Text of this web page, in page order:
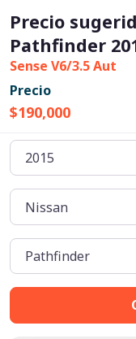
Precio
Pathfinder
Sense V6/3.5 Aut
Precio
$190,000